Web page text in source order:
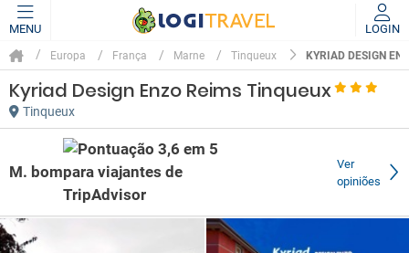
MENU LOGIN
Europa França Marne Tinqueux KYRIAD DESIGN
Kyriad Design Enzo Reims Tinqueux
Tinqueux
M. bom
Ver
opiniões